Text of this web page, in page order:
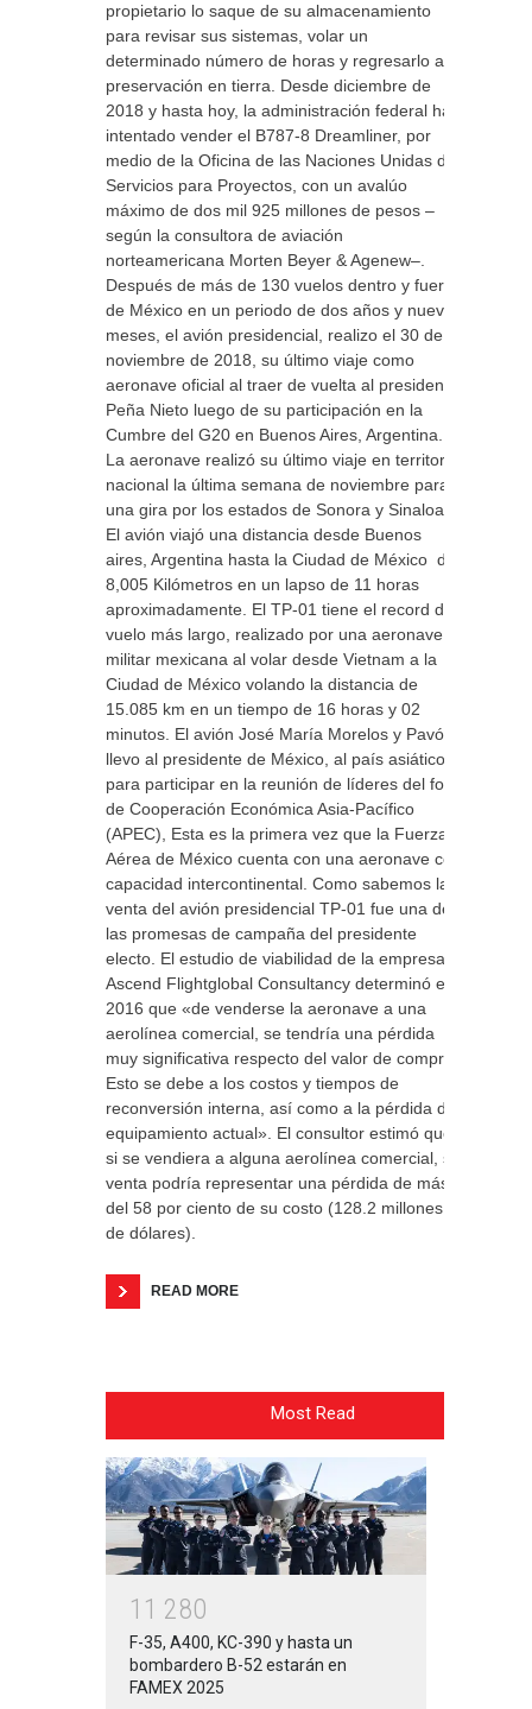
propietario lo saque de su almacenamiento
para revisar sus sistemas, volar un
determinado número de horas y regresarlo a
preservación en tierra. Desde diciembre de
2018 y hasta hoy, la administración federal ha
intentado vender el B787-8 Dreamliner, por
medio de la Oficina de las Naciones Unidas de
Servicios para Proyectos, con un avalúo
máximo de dos mil 925 millones de pesos –
según la consultora de aviación
norteamericana Morten Beyer & Agenew–.
Después de más de 130 vuelos dentro y fuera
de México en un periodo de dos años y nueve
meses, el avión presidencial, realizo el 30 de
noviembre de 2018, su último viaje como
aeronave oficial al traer de vuelta al presidente
Peña Nieto luego de su participación en la
Cumbre del G20 en Buenos Aires, Argentina.
La aeronave realizó su último viaje en territorio
nacional la última semana de noviembre para
una gira por los estados de Sonora y Sinaloa.
El avión viajó una distancia desde Buenos
aires, Argentina hasta la Ciudad de México de
8,005 Kilómetros en un lapso de 11 horas
aproximadamente. El TP-01 tiene el record del
vuelo más largo, realizado por una aeronave
militar mexicana al volar desde Vietnam a la
Ciudad de México volando la distancia de
15.085 km en un tiempo de 16 horas y 02
minutos. El avión José María Morelos y Pavón
llevo al presidente de México, al país asiático
para participar en la reunión de líderes del foro
de Cooperación Económica Asia-Pacífico
(APEC), Esta es la primera vez que la Fuerza
Aérea de México cuenta con una aeronave con
capacidad intercontinental. Como sabemos la
venta del avión presidencial TP-01 fue una de
las promesas de campaña del presidente
electo. El estudio de viabilidad de la empresa
Ascend Flightglobal Consultancy determinó en
2016 que «de venderse la aeronave a una
aerolínea comercial, se tendría una pérdida
muy significativa respecto del valor de compra.
Esto se debe a los costos y tiempos de
reconversión interna, así como a la pérdida del
equipamiento actual». El consultor estimó que,
si se vendiera a alguna aerolínea comercial, su
venta podría representar una pérdida de más
del 58 por ciento de su costo (128.2 millones
de dólares).
READ MORE
Most Read
1 1 280
F-35, A400, KC-390 y hasta un
bombardero B-52 estarán en
FAMEX 2025